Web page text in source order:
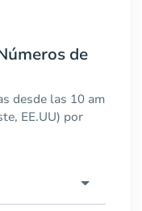
de
desde las 10 am
EE.UU) por